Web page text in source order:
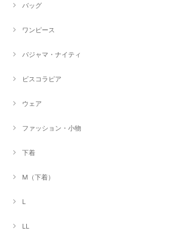
バッグ
ワンピース
パジャマ・ナイティ
ビスコラピア
ウェア
ファッション・小物
下着
M（下着）
L
LL